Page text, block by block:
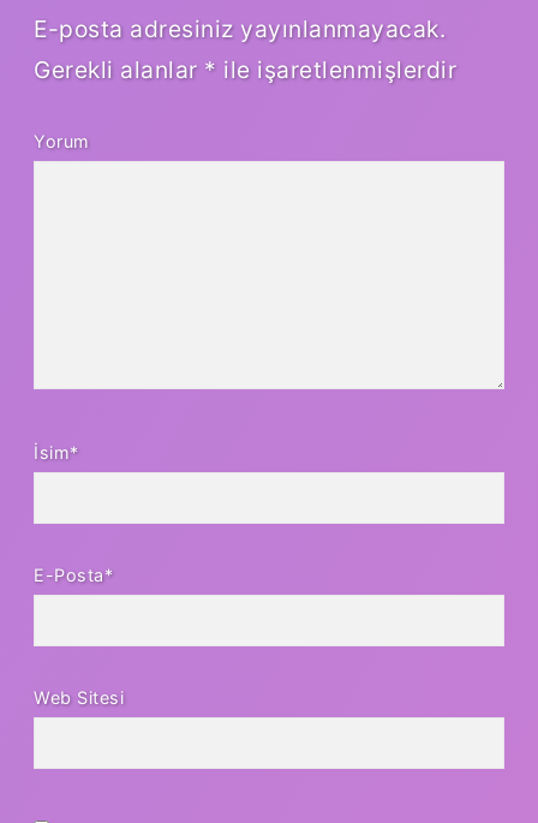
E-posta adresiniz yayınlanmayacak.
Gerekli alanlar * ile işaretlenmişlerdir
Yorum
İsim*
E-Posta*
Web Sitesi